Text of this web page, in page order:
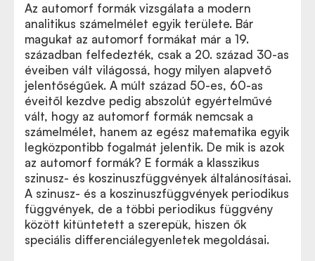
Az automorf formák vizsgálata a modern
analitikus számelmélet egyik területe. Bár
magukat az automorf formákat már a 19.
században felfedezték, csak a 20. század 30-as
éveiben vált világossá, hogy milyen alapvető
jelentőségűek. A múlt század 50-es, 60-as
éveitől kezdve pedig abszolút egyértelművé
vált, hogy az automorf formák nemcsak a
számelmélet, hanem az egész matematika egyik
legközpontibb fogalmát jelentik. De mik is azok
az automorf formák? E formák a klasszikus
szinusz- és koszinuszfüggvények általánosításai.
A szinusz- és a koszinuszfüggvények periodikus
függvények, de a többi periodikus függvény
között kitüntetett a szerepük, hiszen ők
speciális differenciálegyenletek megoldásai.